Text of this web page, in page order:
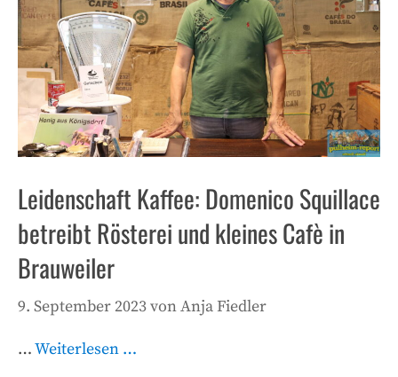
Leidenschaft Kaffee: Domenico Squillace
betreibt Rösterei und kleines Cafè in
Brauweiler
9. September 2023vonAnja Fiedler
…Weiterlesen …